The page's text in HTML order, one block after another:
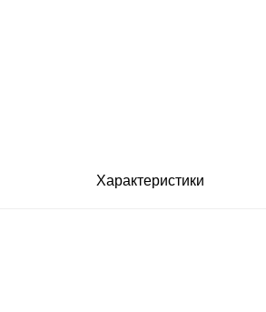
Характеристики